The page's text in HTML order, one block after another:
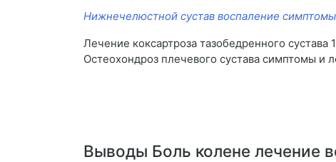
Нижнечелюстной сустав воспаление
Лечение коксартроза тазобедренного сустава
Остеохондроз плечевого сустава симптомы и
Выводы Боль колене лечение